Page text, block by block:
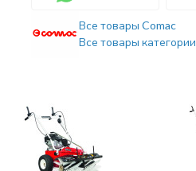
Все товары Comac
Все товары категории